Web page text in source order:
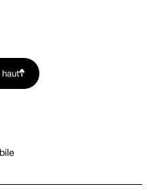
haut